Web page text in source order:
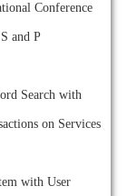
Conference
and P
Search with
on Services
with User